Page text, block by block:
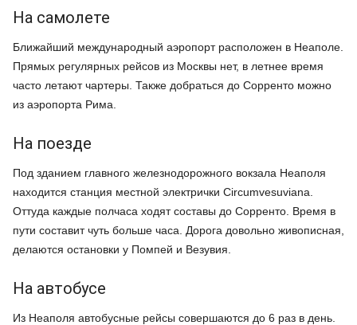
На самолете
Ближайший международный аэропорт расположен в Неаполе.
Прямых регулярных рейсов из Москвы нет, в летнее время
часто летают чартеры. Также добраться до Сорренто можно
из аэропорта Рима.
На поезде
Под зданием главного железнодорожного вокзала Неаполя
находится станция местной электрички Circumvesuviana.
Оттуда каждые полчаса ходят составы до Сорренто. Время в
пути составит чуть больше часа. Дорога довольно живописная,
делаются остановки у Помпей и Везувия.
На автобусе
Из Неаполя автобусные рейсы совершаются до 6 раз в день.